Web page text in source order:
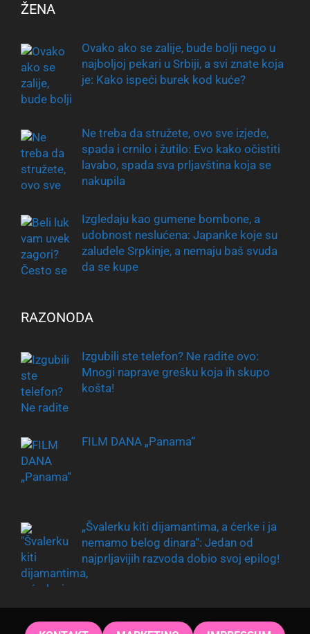
ŽENA
Ovako ako se zalije, bude bolji nego u
najboljoj pekari u Srbiji, a svi znate koja
je: Kako ispeći burek kod kuće?
Ne treba da stružete, ovo sve izjede,
spada i crnilo i žutilo: Evo kako očistiti
lavabo, spada sva prljavština koja se
nakupila
Izgledaju kao gumene bombone, a
udobnost neslućena: Japanke koje su
zaludele Srpkinje, a nemaju baš svuda
da se kupe
RAZONODA
Izgubili ste telefon? Ne radite ovo:
Mnogi naprave grešku koja ih skupo
košta!
FILM DANA „Panama“
„Švalerku kiti dijamantima, a ćerke i ja
nemamo belog dinara“: Jedan od
najprljavijih razvoda dobio svoj epilog!